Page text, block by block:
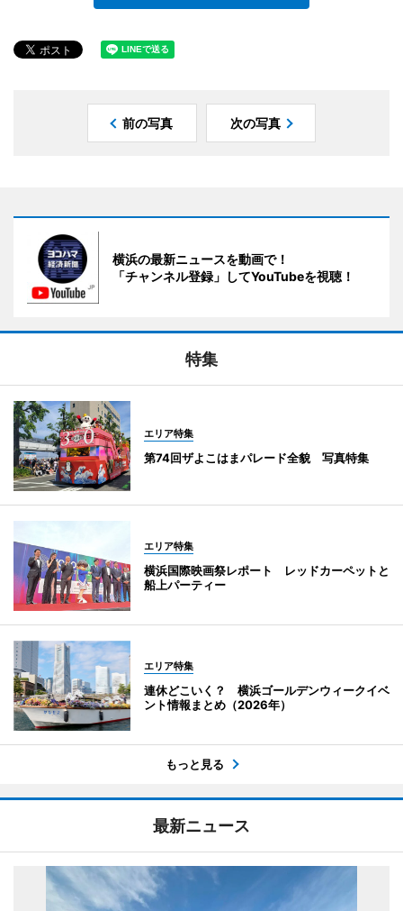
前の写真 次の写真
横浜の最新ニュースを動画で！
「チャンネル登録」してYouTubeを視聴！
特集
エリア特集
第74回ザよこはまパレード全貌 写真特集
エリア特集
横浜国際映画祭レポート レッドカーペットと
船上パーティー
エリア特集
連休どこいく？ 横浜ゴールデンウィークイベ
ント情報まとめ（2026年）
もっと見る
最新ニュース